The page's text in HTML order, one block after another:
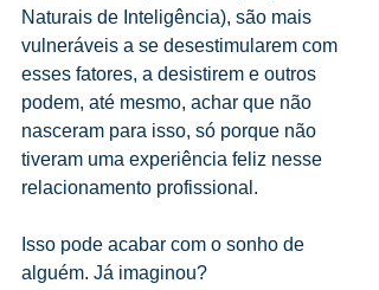
Naturais de Inteligência), são mais
vulneráveis a se desestimularem com
esses fatores, a desistirem e outros
podem, até mesmo, achar que não
nasceram para isso, só porque não
tiveram uma experiência feliz nesse
relacionamento profissional.
Isso pode acabar com o sonho de
alguém. Já imaginou?